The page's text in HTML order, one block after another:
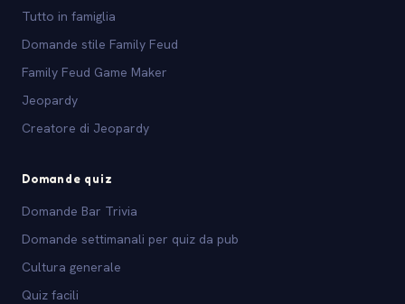
Tutto in famiglia
Domande stile Family Feud
Family Feud Game Maker
Jeopardy
Creatore di Jeopardy
Domande quiz
Domande Bar Trivia
Domande settimanali per quiz da pub
Cultura generale
Quiz facili